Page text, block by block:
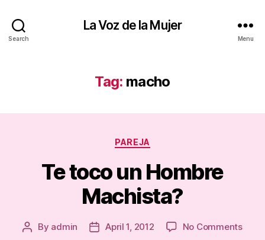
Search
La Voz de la Mujer
Menu
Tag: macho
Categories
PAREJA
Te toco un Hombre
Machista?
Post
By admin
PostApril 1, 2012 No Commentson